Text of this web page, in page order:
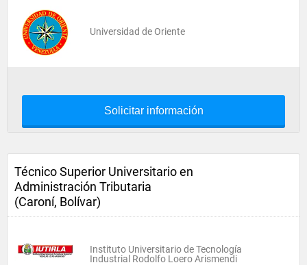
Universidad de Oriente
Solicitar información
Técnico Superior Universitario en
Administración Tributaria
(Caroní, Bolívar)
Instituto Universitario de Tecnología
Industrial Rodolfo Loero Arismendi